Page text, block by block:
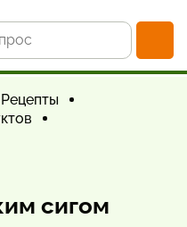
Рецепты
сигом